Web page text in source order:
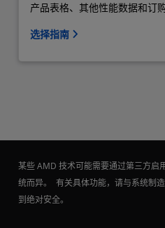
产品表格、其他性能数据和订
选择指南
某些 AMD 技术可能需要通过第三方启
统而异。 有关具体功能，请与系统制
到绝对安全。